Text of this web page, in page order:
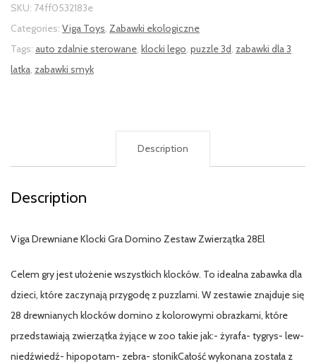
SKU: 74ff0532183e
Categories: Viga Toys Zabawki ekologiczne
Tags: auto zdalnie sterowane klocki lego puzzle 3d zabawki dla 3
latka zabawki smyk
Description
Description
Viga Drewniane Klocki Gra Domino Zestaw Zwierzątka 28El
Celem gry jest ułożenie wszystkich klocków. To idealna zabawka dla
dzieci, które zaczynają przygodę z puzzlami. W zestawie znajduje się
28 drewnianych klocków domino z kolorowymi obrazkami, które
przedstawiają zwierzątka żyjące w zoo takie jak:- żyrafa- tygrys- lew-
niedźwiedź- hipopotam- zebra- słonikCałość wykonana została z